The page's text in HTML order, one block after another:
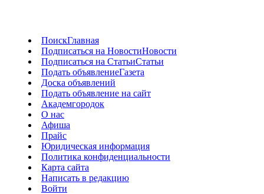
ПоискГлавная
Подписаться на НовостиНовости
Подписаться на СтатьиСтатьи
Подать объявлениеГазета
Доска объявлений
Подать объявление на сайт
Академгородок
О нас
Афиша
Прайс
Юридическая информация
Политика конфиденциальности
Карта сайта
Написать в редакцию
Войти